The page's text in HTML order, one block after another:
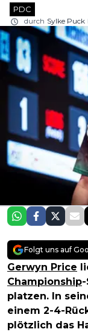
PDC
durch Sylke Puck
Folgt uns auf
Gerwyn Price
Championship
platzen. In
einem 2-4-
plötzlich das